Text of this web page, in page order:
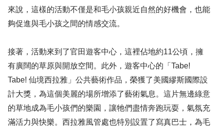
來說，這樣的活動不僅是和毛小孩親近自然的好機會，也能
夠促進與毛小孩之間的情感交流。
接著，活動來到了官田遊客中心，這裡佔地約11公頃，擁
有廣闊的草原與開放空間。此外，遊客中心的「Tabe!
Tabe! 仙境西拉雅」公共藝術作品，榮獲了美國繆斯國際設
計大獎，為這個美麗的場所增添了藝術氣息。這片無邊綠意
的草地成為毛小孩們的樂園，讓牠們盡情奔跑玩耍，氣氛充
滿活力與快樂。西拉雅風管處也特別設置了寫真巴士，為毛